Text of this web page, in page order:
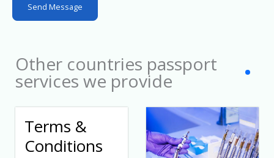
e
e
d
Send Message
Other countries passport
services we provide
Terms &
Conditions